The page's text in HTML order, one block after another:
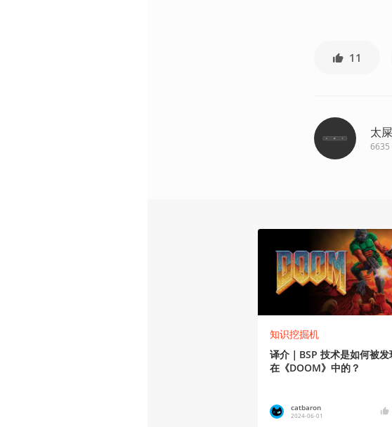
11
太
6635
知识挖掘机
译介｜BSP 技术是如何被发
在《DOOM》中的？
catbaron
2024-06-01